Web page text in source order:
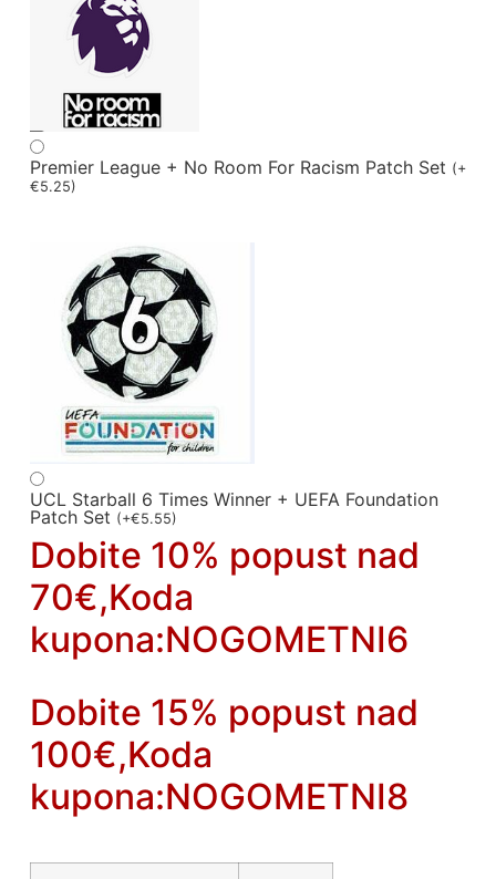
Premier League + No Room For Racism Patch Set (+
€5.25)
UCL Starball 6 Times Winner + UEFA Foundation
Patch Set (+€5.55)
Dobite 10% popust nad
70€,Koda
kupona:NOGOMETNI6
Dobite 15% popust nad
100€,Koda
kupona:NOGOMETNI8